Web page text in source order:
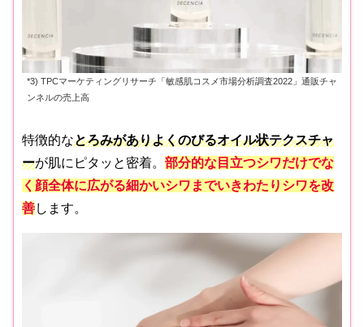
*3) TPCマーケティングリサーチ「敏感肌コスメ市場分析調査2022」通販チャ
ンネルの売上高
特徴的なとろみがありよくのびるオイル状テクスチャ
ーが肌にピタッと密着。 部分的な目立つシワだけでな
く顔全体に広がる細かいシワまでいきわたりシワを改
善します。